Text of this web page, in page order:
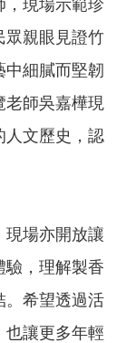
眾親眼見證竹
中細膩而堅韌
老師吳嘉樺現
人文歷史，認
現場亦開放讓
驗，理解製香
。希望透過活
也讓更多年輕